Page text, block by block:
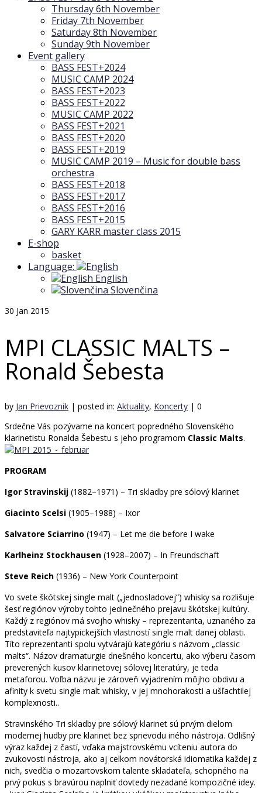
Thursday 6th November
Friday 7th November
Saturday 8th November
Sunday 9th November
Event gallery
BASS FEST+2024
MUSIC CAMP 2024
BASS FEST+2023
BASS FEST+2022
MUSIC CAMP 2022
BASS FEST+2021
BASS FEST+2020
BASS FEST+2019
MUSIC CAMP 2019 – Music for double bass
orchestra
BASS FEST+2018
BASS FEST+2017
BASS FEST+2016
BASS FEST+2015
GARY KARR master class 2015
E-shop
basket
Language:
English
Slovenčina
30 Jan 2015
MPI CLASSIC MALTS –
Ronald Šebesta
by Jan Prievoznik | posted in: Aktuality, Koncerty | 0
Srdečne Vás pozývame na koncert popredného Slovenského
klarinetistu Ronalda Šebestu s jeho programom Classic Malts.
PROGRAM
Igor Stravinskij (1882–1971) – Tri skladby pre sólový klarinet
Giacinto Scelsi (1905–1988) – Ixor
Salvatore Sciarrino (1947) – Let me die before I wake
Karlheinz Stockhausen (1928–2007) – In Freundschaft
Steve Reich (1936) – New York Counterpoint
Vo svete škótskej single malt („jednosladovej“) whisky sa rozlišuje
šesť regiónov výroby tohto jedinečného prejavu škótskej kultúry.
Každý z regiónov má svojho whisky – reprezentanta, uznaného za
predstaviteľa najtypickejších vlastností single malt danej oblasti.
Títo reprezentanti spolu vytvárajú kategóriu s názvom „classic
malts“. Názov dramaturgie dnešného koncertu, ako výberu časom
preverených kusov klarinetovej sólovej literatúry, je teda
metaforou. Voľba názvu je zároveň vyjadrením môjho obdivu a
afinity k svetu single malt whisky, v jej mnohorakosti a ušľachtilej
komplexnosti..
Stravinského Tri skladby pre sólový klarinet sú prvým dielom
modernej hudby pre klarinet bez sprievodu iného nástroja. Odlišný
výraz každej z častí, vďaka majstrovskému vcíteniu autora do
zvukovosti nástroja, ako aj celkom novátorská idiomatika každej z
nich, svedčia o mozartovskom talente skladateľa, schopného na
prvý pokus s bravúrou naplniť dovtedy nezadané kompozičné idey.